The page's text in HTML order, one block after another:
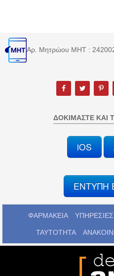
Αρ. Μητρώου MHT :
ΔΟΚΙΜΆΣΤΕ ΚΑΙ
iOS
ΕΝΤΥΠΗ
ΦΑΡΜΑΚΕΙΑ ΥΠΗΡΕΣΙΕΣ
ΤΑΥΤΟΤΗΤΑ